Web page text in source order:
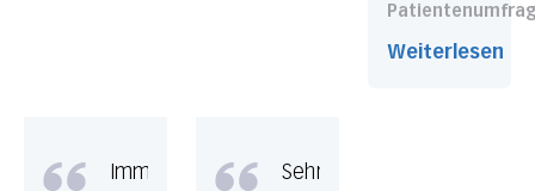
Weiterlesen
Immer
Sehr